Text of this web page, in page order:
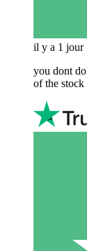
il y a 1 jour
you dont
of the